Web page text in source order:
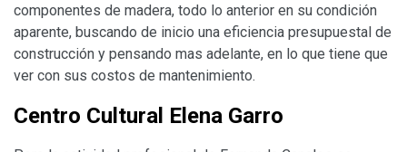
componentes de madera, todo lo anterior en su condición
aparente, buscando de inicio una eficiencia presupuestal de
construcción y pensando mas adelante, en lo que tiene que
ver con sus costos de mantenimiento.
Centro Cultural Elena Garro